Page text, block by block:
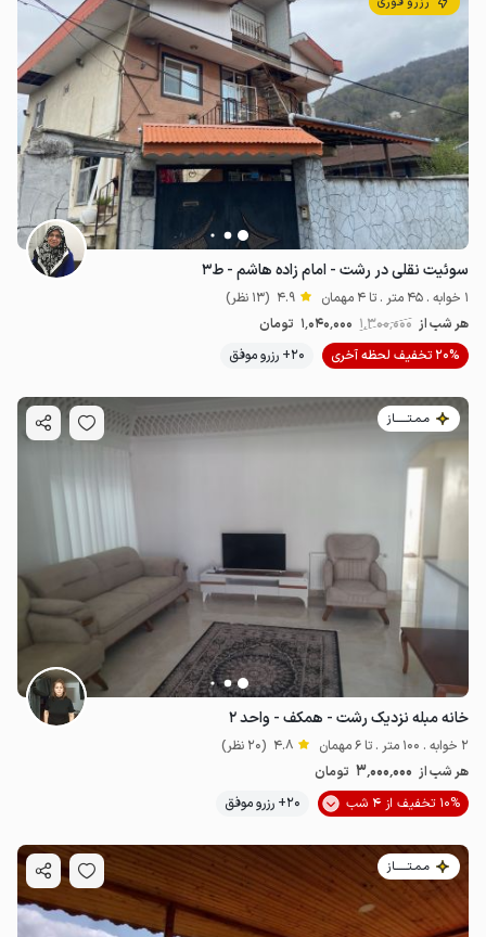
سوئیت نقلی در رشت - امام زاده هاشم - ط۳
1 خوابه . 45 متر . تا 4 مهمان 4.9 (13 نظر)
هر شب از 1٬300٬000 1٬040٬000 تومان
20% تخفیف لحظه آخری
20+ رزرو موفق
مـمـتــــــاز
خانه مبله نزدیک رشت - همکف - واحد ۲
2 خوابه . 100 متر . تا 6 مهمان 4.8 (20 نظر)
هر شب از 3٬000٬000 تومان
10% تخفیف از 4 شب
20+ رزرو موفق
مـمـتــــــاز